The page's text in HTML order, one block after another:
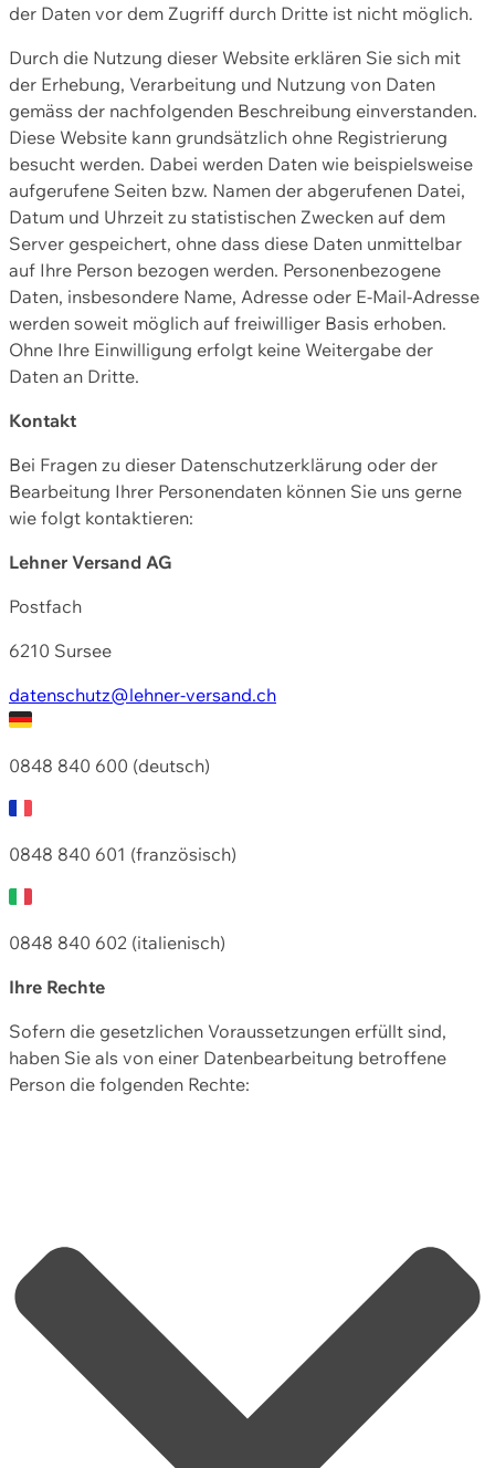
der Daten vor dem Zugriff durch Dritte ist nicht möglich.
Durch die Nutzung dieser Website erklären Sie sich mit
der Erhebung, Verarbeitung und Nutzung von Daten
gemäss der nachfolgenden Beschreibung einverstanden.
Diese Website kann grundsätzlich ohne Registrierung
besucht werden. Dabei werden Daten wie beispielsweise
aufgerufene Seiten bzw. Namen der abgerufenen Datei,
Datum und Uhrzeit zu statistischen Zwecken auf dem
Server gespeichert, ohne dass diese Daten unmittelbar
auf Ihre Person bezogen werden. Personenbezogene
Daten, insbesondere Name, Adresse oder E-Mail-Adresse
werden soweit möglich auf freiwilliger Basis erhoben.
Ohne Ihre Einwilligung erfolgt keine Weitergabe der
Daten an Dritte.
Kontakt
Bei Fragen zu dieser Datenschutzerklärung oder der
Bearbeitung Ihrer Personendaten können Sie uns gerne
wie folgt kontaktieren:
Lehner Versand AG
Postfach
6210 Sursee
datenschutz@lehner-versand.ch
0848 840 600 (deutsch)
0848 840 601 (französisch)
0848 840 602 (italienisch)
Ihre Rechte
Sofern die gesetzlichen Voraussetzungen erfüllt sind,
haben Sie als von einer Datenbearbeitung betroffene
Person die folgenden Rechte: